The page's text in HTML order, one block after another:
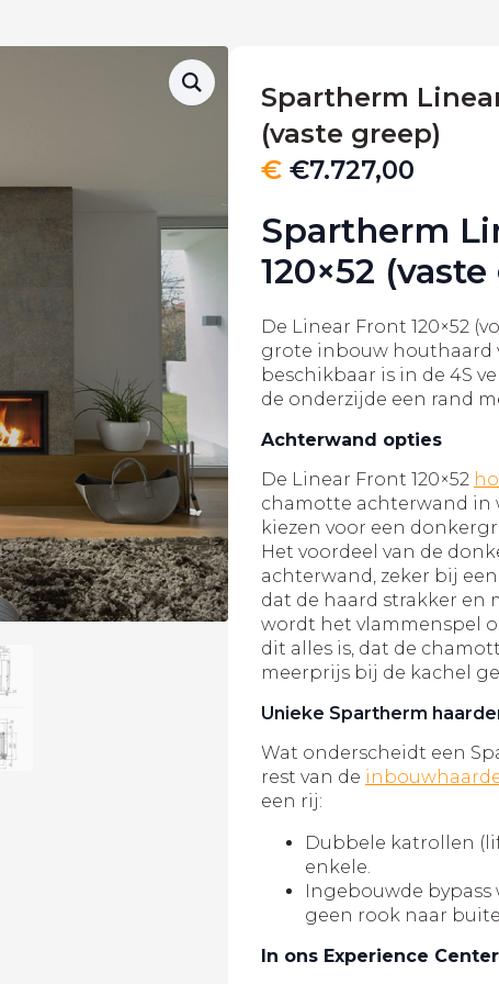
Spartherm
(vaste greep)
€ €7.727,00
Spartherm
120×52
De Linear Front 120×52
grote inbouw houthaard
beschikbaar is in de 4S
de onderzijde een rand
Achterwand opties
De Linear Front 120×52
chamotte achterwand in
kiezen voor een
Het voordeel van de
achterwand, zeker bij
dat de haard strakker en
wordt het vlammenspel
dit alles is, dat de
meerprijs bij de kachel
Unieke Spartherm
Wat onderscheidt een
rest van de
een rij:
Dubbele katrollen
enkele.
Ingebouwde
geen rook naar
In ons Experience Center